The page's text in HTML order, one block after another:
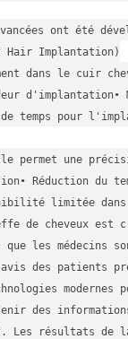
ont été
Implantation)
dans le cuir
d'implantation•
temps pour
une
Réduction du
limitée
de cheveux est
que les médecins
des patients
modernes
des
Les résultats de